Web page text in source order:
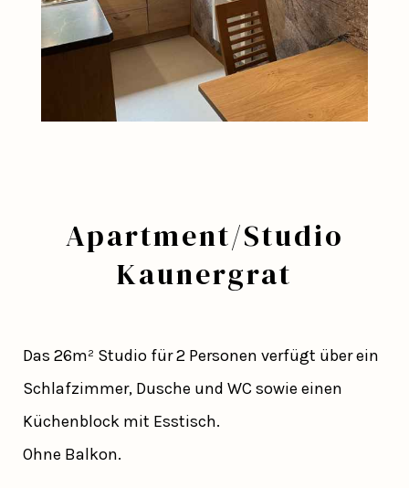
Apartment/Studio
Kaunergrat
Das 26m² Studio für 2 Personen verfügt über ein
Schlafzimmer, Dusche und WC sowie einen
Küchenblock mit Esstisch.
Ohne Balkon.